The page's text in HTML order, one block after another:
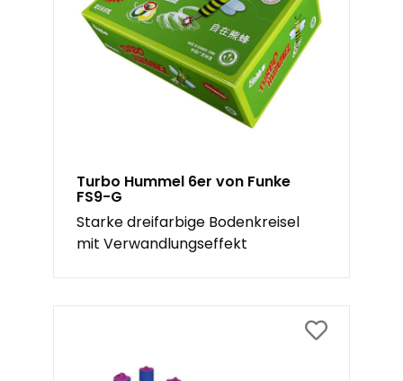
Turbo Hummel 6er von Funke
FS9-G
Starke dreifarbige Bodenkreisel
mit Verwandlungseffekt